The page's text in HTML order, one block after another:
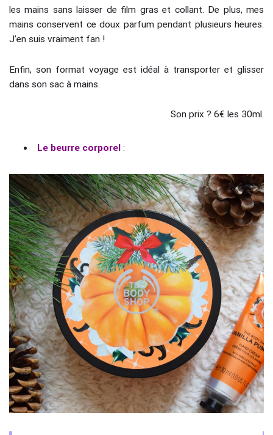
les mains sans laisser de film gras et collant. De plus, mes
mains conservent ce doux parfum pendant plusieurs heures.
J’en suis vraiment fan !
Enfin, son format voyage est idéal à transporter et glisser
dans son sac à mains.
Son prix ? 6€ les 30ml.
Le beurre corporel :